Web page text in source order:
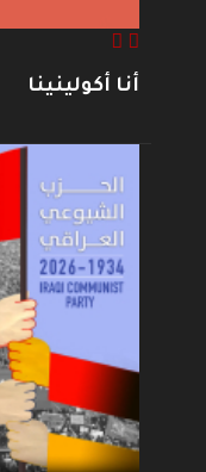
أنا أكولينينا